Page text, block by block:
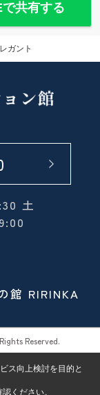
共有する
ガント
土
館 RIRINKA
Reserved.
ス向上検討を目的と
ください。